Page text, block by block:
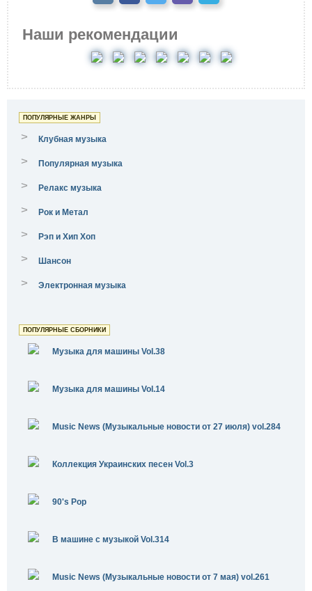
Наши рекомендации
ПОПУЛЯРНЫЕ ЖАНРЫ
> Клубная музыка
> Популярная музыка
> Релакс музыка
> Рок и Метал
> Рэп и Хип Хоп
> Шансон
> Электронная музыка
ПОПУЛЯРНЫЕ СБОРНИКИ
Музыка для машины Vol.38
Музыка для машины Vol.14
Music News (Музыкальные новости от 27 июля) vol.284
Коллекция Украинских песен Vol.3
90's Pop
В машине с музыкой Vol.314
Music News (Музыкальные новости от 7 мая) vol.261